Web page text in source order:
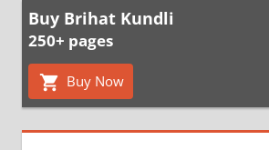
Buy Brihat Kundli
250+ pages
Buy Now